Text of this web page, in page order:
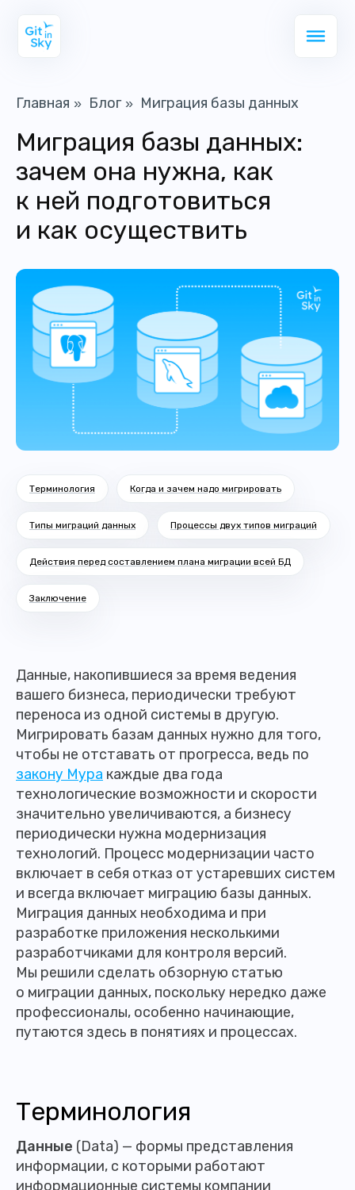
Главная » Блог » Миграция базы данных
Миграция базы данных:
зачем она нужна, как
к ней подготовиться
и как осуществить
Терминология Когда и зачем надо мигрировать
Типы миграций данных Процессы двух типов миграций
Действия перед составлением плана миграции всей БД
Заключение
Данные, накопившиеся за время ведения
вашего бизнеса, периодически требуют
переноса из одной системы в другую.
Мигрировать базам данных нужно для того,
чтобы не отставать от прогресса, ведь по
закону Мура каждые два года
технологические возможности и скорости
значительно увеличиваются, а бизнесу
периодически нужна модернизация
технологий. Процесс модернизации часто
включает в себя отказ от устаревших систем
и всегда включает миграцию базы данных.
Миграция данных необходима и при
разработке приложения несколькими
разработчиками для контроля версий.
Мы решили сделать обзорную статью
о миграции данных, поскольку нередко даже
профессионалы, особенно начинающие,
путаются здесь в понятиях и процессах.
Терминология
Данные (Data) — формы представления
информации, с которыми работают
информационные системы компании